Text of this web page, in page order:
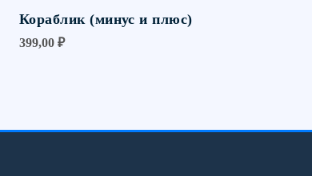
Кораблик (минус и плюс)
399,00 ₽